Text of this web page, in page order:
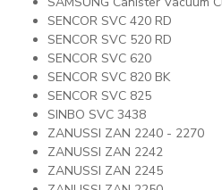
SENCOR SVC 420 RD
SENCOR SVC 520 RD
SENCOR SVC 620
SENCOR SVC 820 BK
SENCOR SVC 825
SINBO SVC 3438
ZANUSSI ZAN 2240 - 2270
ZANUSSI ZAN 2242
ZANUSSI ZAN 2245